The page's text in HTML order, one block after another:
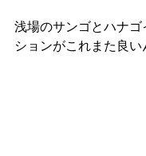
浅場のサンゴとハナゴ
ションがこれまた良